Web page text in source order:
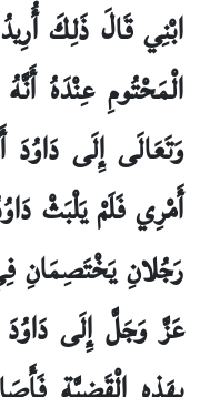
ابْنِي قَالَ ذَلِكَ
الْمَحْتُومِ عِنْدَهُ
وَتَعَالَى إِلَى
أَمْرِي فَلَمْ يَلْبَثْ
رَجُلانِ يَخْتَصِمَانِ
عَزَّ وَجَلَّ إِلَى